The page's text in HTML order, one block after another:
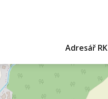
Adresář RK